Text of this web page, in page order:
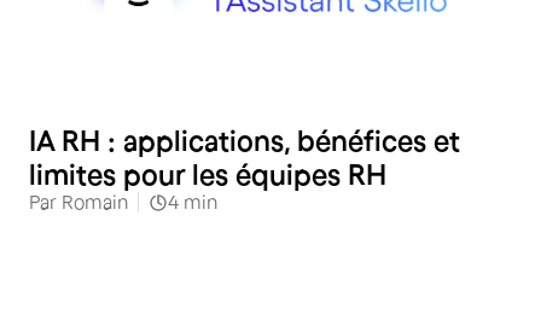
IA RH : applications, bénéfices et
limites pour les équipes RH
Par Romain 4 min